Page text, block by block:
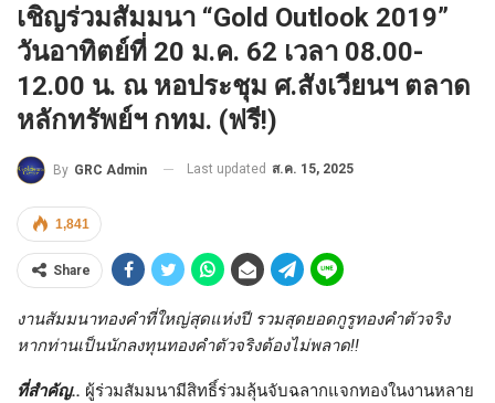
เชิญร่วมสัมมนา “Gold Outlook 2019”
วันอาทิตย์ที่ 20 ม.ค. 62 เวลา 08.00-
12.00 น. ณ หอประชุม ศ.สังเวียนฯ ตลาด
หลักทรัพย์ฯ กทม. (ฟรี!)
By GRC Admin Last updated ส.ค. 15, 2025
1,841
Share
งานสัมมนาทองคำที่ใหญ่สุดแห่งปี รวมสุดยอดกูรูทองคำตัวจริง
หากท่านเป็นนักลงทุนทองคำตัวจริงต้องไม่พลาด!!
ที่สำคัญ.. ผู้ร่วมสัมมนามีสิทธิ์ร่วมลุ้นจับฉลากแจกทองในงานหลาย